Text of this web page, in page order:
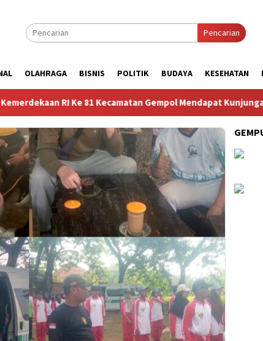
Pencarian
OLAHRAGA BISNIS POLITIK BUDAYA KESEHATAN
Kecamatan Gempol Mendapat Kunjungan Sosok